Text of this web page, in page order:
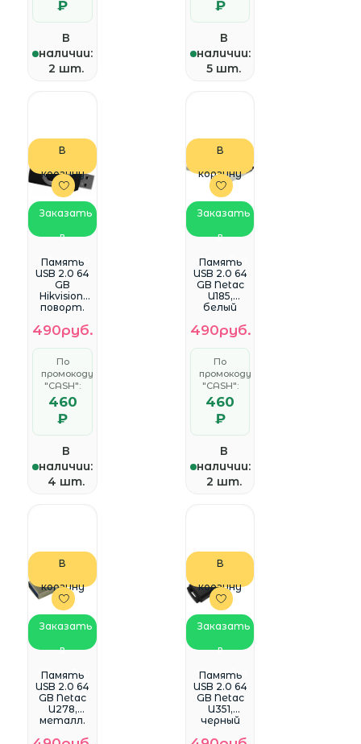
₽
В
наличии:
2 шт.
₽
В
наличии:
5 шт.
В
корзину
Заказать
в
WhatsApp
Память
USB 2.0 64
GB
Hikvision,
поворт.
(HS-USB-
M200S(ST
D)/64G/OD)
490руб.
По
промокоду
"CASH":
460
₽
В
наличии:
4 шт.
В
корзину
Заказать
в
WhatsApp
Память
USB 2.0 64
GB Netac
U185,
белый
-064G-
20WH)
490руб.
По
промокоду
"CASH":
460
₽
В
наличии:
2 шт.
В
корзину
Заказать
в
WhatsApp
Память
USB 2.0 64
GB Netac
U278,
металл.
В
корзину
Заказать
в
WhatsApp
Память
USB 2.0 64
GB Netac
U351,
черный